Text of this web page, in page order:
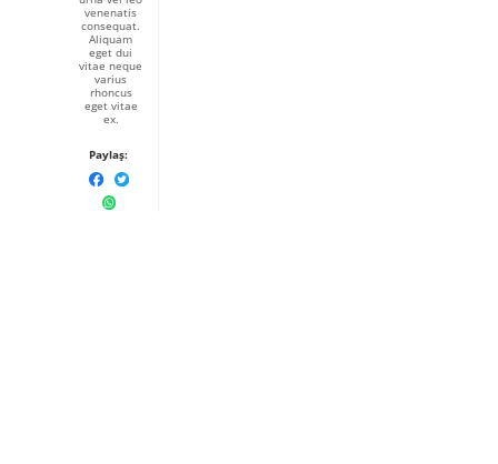
venenatis
consequat.
Aliquam
eget dui
vitae neque
varius
rhoncus
eget vitae
ex.
Paylaş: